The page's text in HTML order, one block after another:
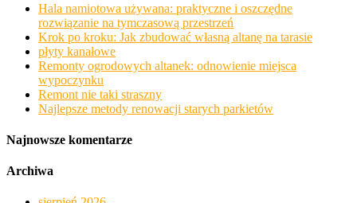
Hala namiotowa używana: praktyczne i oszczędne
rozwiązanie na tymczasową przestrzeń
Krok po kroku: Jak zbudować własną altanę na tarasie
płyty kanałowe
Remonty ogrodowych altanek: odnowienie miejsca
wypoczynku
Remont nie taki straszny
Najlepsze metody renowacji starych parkietów
Najnowsze komentarze
Archiwa